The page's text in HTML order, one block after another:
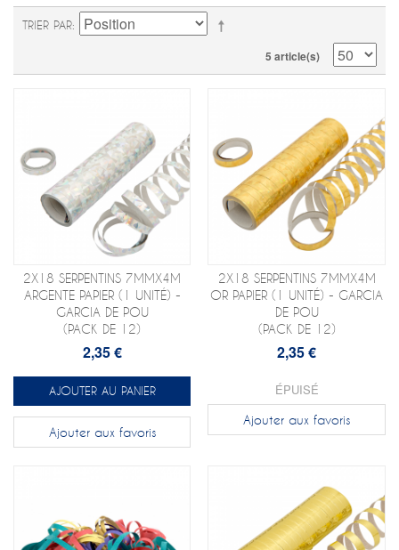
TRIER PAR
5 article(s)
2X18 SERPENTINS 7MMX4M
ARGENTE PAPIER (1 UNITÉ) -
GARCIA DE POU
(PACK DE 12)
2,35 €
AJOUTER AU PANIER
Ajouter aux favoris
2X18 SERPENTINS 7MMX4M
OR PAPIER (1 UNITÉ) - GARCIA
DE POU
(PACK DE 12)
2,35 €
ÉPUISÉ
Ajouter aux favoris